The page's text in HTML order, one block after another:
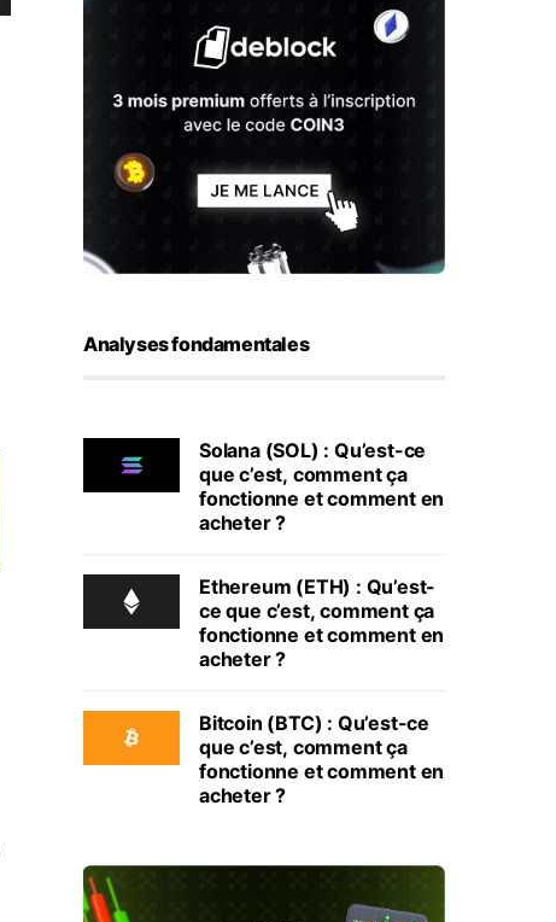
Analyses fondamentales
Solana (SOL) : Qu’est-ce
que c’est, comment ça
fonctionne et comment en
acheter ?
Ethereum (ETH) : Qu’est-
ce que c’est, comment ça
fonctionne et comment en
acheter ?
Bitcoin (BTC) : Qu’est-ce
que c’est, comment ça
fonctionne et comment en
acheter ?